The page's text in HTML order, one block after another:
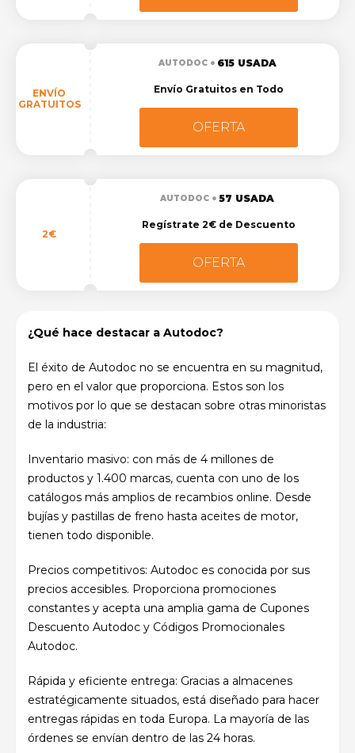
ENVÍO
GRATUITOS
AUTODOC 615 USADA
Envío Gratuitos en Todo
OFERTA
2€
AUTODOC 57 USADA
Regístrate 2€ de Descuento
OFERTA
¿Qué hace destacar a Autodoc?
El éxito de Autodoc no se encuentra en su magnitud,
pero en el valor que proporciona. Estos son los
motivos por lo que se destacan sobre otras minoristas
de la industria:
Inventario masivo: con más de 4 millones de
productos y 1.400 marcas, cuenta con uno de los
catálogos más amplios de recambios online. Desde
bujías y pastillas de freno hasta aceites de motor,
tienen todo disponible.
Precios competitivos: Autodoc es conocida por sus
precios accesibles. Proporciona promociones
constantes y acepta una amplia gama de Cupones
Descuento Autodoc y Códigos Promocionales
Autodoc.
Rápida y eficiente entrega: Gracias a almacenes
estratégicamente situados, está diseñado para hacer
entregas rápidas en toda Europa. La mayoría de las
órdenes se envían dentro de las 24 horas.